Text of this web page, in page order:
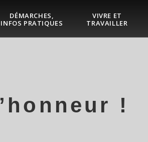
DÉMARCHES,
INFOS PRATIQUES
VIVRE ET
TRAVAILLER
!